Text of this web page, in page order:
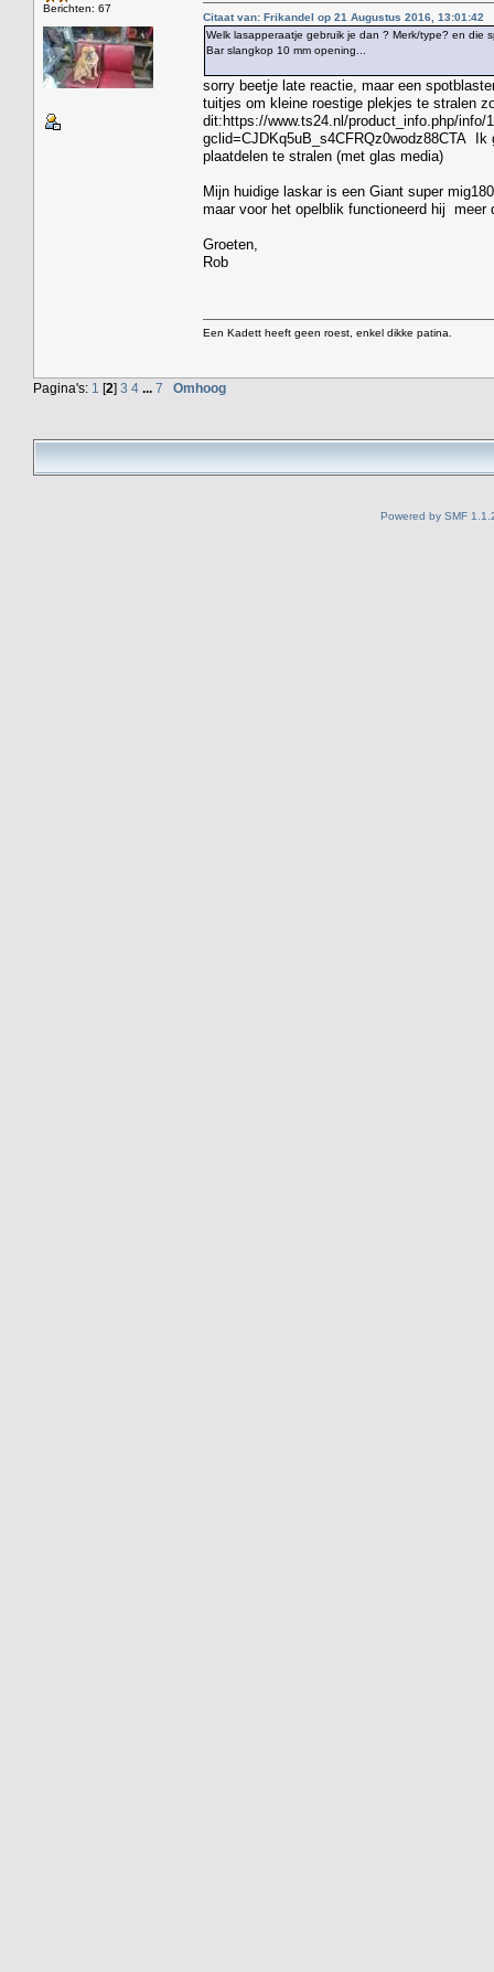
Berichten: 67
Citaat van: Frikandel op 21 Augustus 2016, 13:01:42
Welk lasapperaatje gebruik je dan ? Merk/type? en die
Bar slangkop 10 mm opening...
sorry beetje late reactie, maar een
tuitjes om kleine roestige plekjes te stralen
dit:https://www.ts24.nl/product_info.php/info/
gclid=CJDKq5uB_s4CFRQz0wodz88CTA
plaatdelen te stralen (met glas media)
Mijn huidige laskar is een Giant super
maar voor het opelblik functioneerd hij meer
Groeten,
Rob
Een Kadett heeft geen roest, enkel dikke patina.
Pagina's: 1 [2] 3 4 ... 7 Omhoog
Powered by SMF